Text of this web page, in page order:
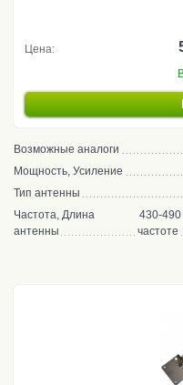
Цена:
Возможные аналоги
Мощность, Усиление
Тип антенны
Частота, Длина
антенны
430-490
частоте